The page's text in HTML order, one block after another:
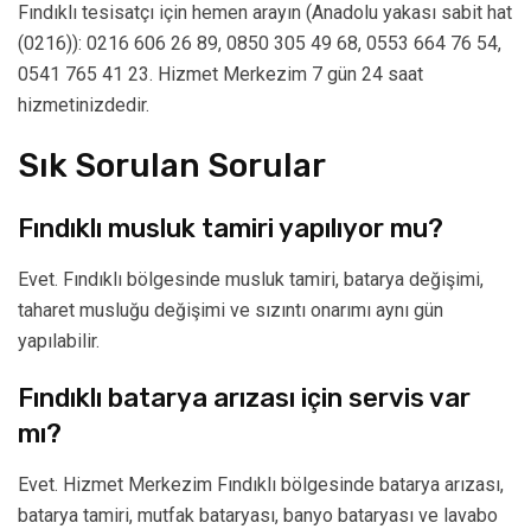
Fındıklı tesisatçı için hemen arayın (Anadolu yakası sabit hat
(0216)): 0216 606 26 89, 0850 305 49 68, 0553 664 76 54,
0541 765 41 23. Hizmet Merkezim 7 gün 24 saat
hizmetinizdedir.
Sık Sorulan Sorular
Fındıklı musluk tamiri yapılıyor mu?
Evet. Fındıklı bölgesinde musluk tamiri, batarya değişimi,
taharet musluğu değişimi ve sızıntı onarımı aynı gün
yapılabilir.
Fındıklı batarya arızası için servis var
mı?
Evet. Hizmet Merkezim Fındıklı bölgesinde batarya arızası,
batarya tamiri, mutfak bataryası, banyo bataryası ve lavabo